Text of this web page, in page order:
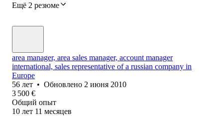
Ещё 2 резюме
area manager, area sales manager, account manager
international, sales representative of a russian company in
Europe
56 лет • Обновлено 2 июня 2010
3 500 €
Общий опыт
10 лет 11 месяцев